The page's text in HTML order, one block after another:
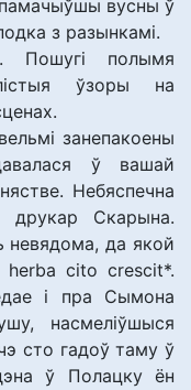
вусны ў
з разынкамі.
Пошугі полымя
ўзоры на
занепакоены
ў вашай
Небяспечна
Скарына.
невядома, да якой
сіtо сrеsсіt*.
і пра Сымона
насмеліўшыся
сто гадоў таму ў
ў Полацку ён